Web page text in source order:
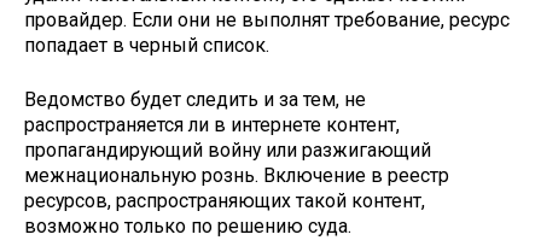
провайдер. Если они не выполнят требование, ресурс
попадает в черный список.
Ведомство будет следить и за тем, не
распространяется ли в интернете контент,
пропагандирующий войну или разжигающий
межнациональную рознь. Включение в реестр
ресурсов, распространяющих такой контент,
возможно только по решению суда.